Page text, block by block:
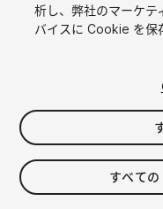
$15
消費税は決済時に計算され
析し、弊社のマーケテ
バイスに Cookie を保
すべて